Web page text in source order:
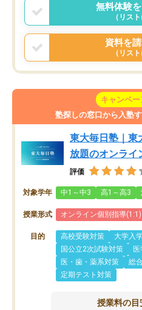
無料体験
（リス
資料を
（リス
キャンペ
塾探しの窓口から入塾
東大毎日塾｜東
放題のオンライ
評価
対象学年 中1～中3 高1～高3
授業形式 オンライン個別指導(1:1)
目的 高校受験対策
大学入
国公立2次試験対策
医・歯・薬系対策
総
定期テスト対策
授業料の目